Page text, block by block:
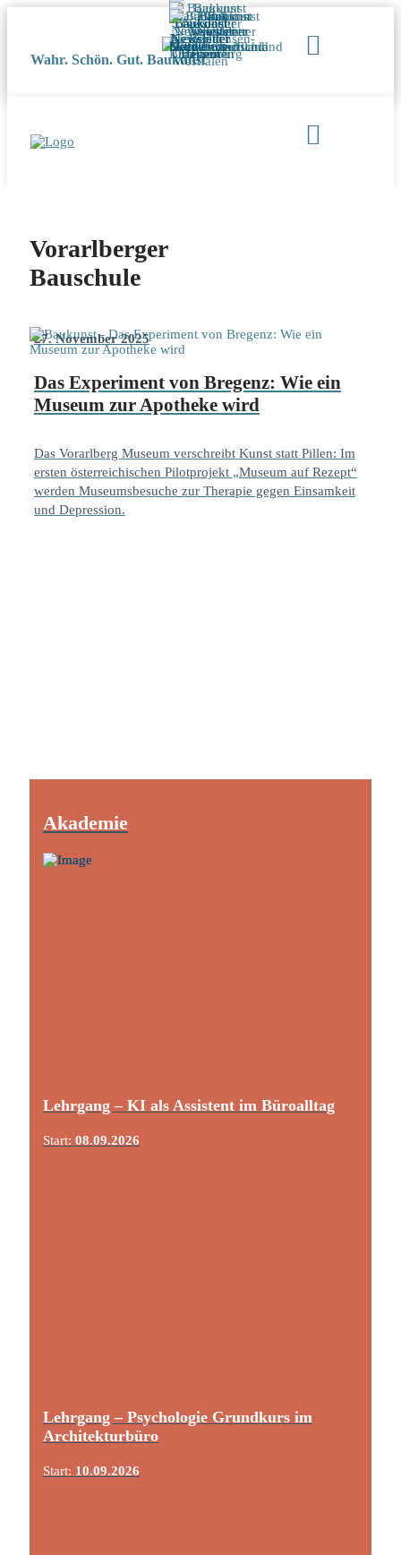
Wahr. Schön. Gut. Baukunst
Vorarlberger
Bauschule
27. November 2025
Das Experiment von Bregenz: Wie ein
Museum zur Apotheke wird
Das Vorarlberg Museum verschreibt Kunst statt Pillen: Im
ersten österreichischen Pilotprojekt „Museum auf Rezept“
werden Museumsbesuche zur Therapie gegen Einsamkeit
und Depression.
Akademie
Lehrgang – KI als Assistent im Büroalltag
Start: 08.09.2026
Lehrgang – Psychologie Grundkurs im
Architekturbüro
Start: 10.09.2026